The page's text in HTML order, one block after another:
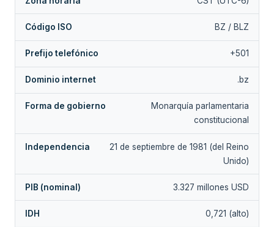
Código ISO BZ / BLZ
Prefijo telefónico +501
Dominio internet .bz
Forma de gobierno
Monarquía parlamentaria
constitucional
Independencia
21 de septiembre de 1981 (del Reino
Unido)
PIB (nominal) 3.327 millones USD
IDH 0,721 (alto)